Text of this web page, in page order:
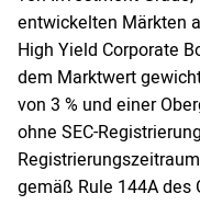
entwickelten Märkten
High Yield Corporate
dem Marktwert
von 3 % und einer
ohne SEC-
gemäß Rule 144A des